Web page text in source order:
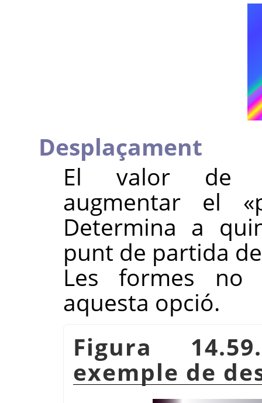
Desplaçament
El valor
augmentar el «
Determina a
punt de partida
Les formes no
aquesta opció.
Figura
exemple de